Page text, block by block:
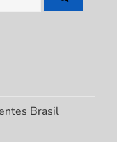
Brasil